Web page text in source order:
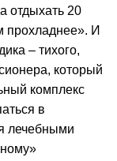
отдыхать 20
прохладнее». И
– тихого,
который
комплекс
в
лечебными